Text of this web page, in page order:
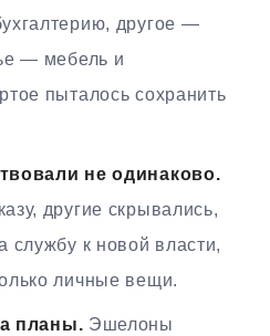
другое —
— мебель и
пыталось сохранить
не одинаково.
другие скрывались,
службу к новой власти,
личные вещи.
планы. Эшелоны